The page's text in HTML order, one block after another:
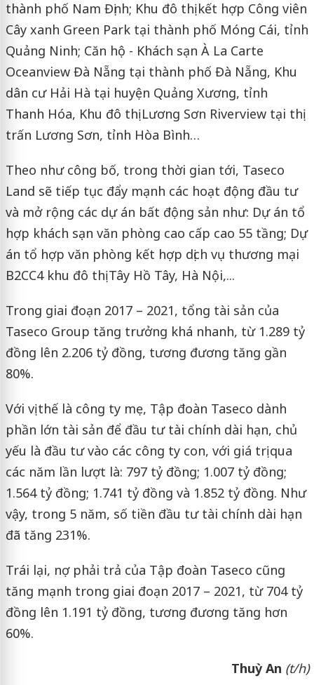
thành phố Nam Định; Khu đô thị kết hợp Công viên
Cây xanh Green Park tại thành phố Móng Cái, tỉnh
Quảng Ninh; Căn hộ - Khách sạn À La Carte
Oceanview Đà Nẵng tại thành phố Đà Nẵng, Khu
dân cư Hải Hà tại huyện Quảng Xương, tỉnh
Thanh Hóa, Khu đô thị Lương Sơn Riverview tại thị
trấn Lương Sơn, tỉnh Hòa Bình…
Theo như công bố, trong thời gian tới, Taseco
Land sẽ tiếp tục đẩy mạnh các hoạt động đầu tư
và mở rộng các dự án bất động sản như: Dự án tổ
hợp khách sạn văn phòng cao cấp cao 55 tầng; Dự
án tổ hợp văn phòng kết hợp dịch vụ thương mại
B2CC4 khu đô thị Tây Hồ Tây, Hà Nội,...
Trong giai đoạn 2017 – 2021, tổng tài sản của
Taseco Group tăng trưởng khá nhanh, từ 1.289 tỷ
đồng lên 2.206 tỷ đồng, tương đương tăng gần
80%.
Với vị thế là công ty mẹ, Tập đoàn Taseco dành
phần lớn tài sản để đầu tư tài chính dài hạn, chủ
yếu là đầu tư vào các công ty con, với giá trị qua
các năm lần lượt là: 797 tỷ đồng; 1.007 tỷ đồng;
1.564 tỷ đồng; 1.741 tỷ đồng và 1.852 tỷ đồng. Như
vậy, trong 5 năm, số tiền đầu tư tài chính dài hạn
đã tăng 231%.
Trái lại, nợ phải trả của Tập đoàn Taseco cũng
tăng mạnh trong giai đoạn 2017 – 2021, từ 704 tỷ
đồng lên 1.191 tỷ đồng, tương đương tăng hơn
60%.
Thuỳ An (t/h)